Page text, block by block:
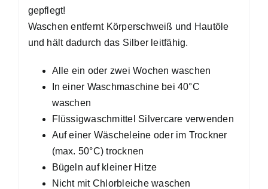
gepflegt!
Waschen entfernt Körperschweiß und Hautöle
und hält dadurch das Silber leitfähig.
Alle ein oder zwei Wochen waschen
In einer Waschmaschine bei 40°C
waschen
Flüssigwaschmittel Silvercare verwenden
Auf einer Wäscheleine oder im Trockner
(max. 50°C) trocknen
Bügeln auf kleiner Hitze
Nicht mit Chlorbleiche waschen